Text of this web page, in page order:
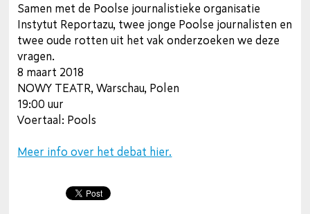
Samen met de Poolse journalistieke organisatie
Instytut Reportazu, twee jonge Poolse journalisten en
twee oude rotten uit het vak onderzoeken we deze
vragen.
8 maart 2018
NOWY TEATR, Warschau, Polen
19:00 uur
Voertaal: Pools
Meer info over het debat hier.